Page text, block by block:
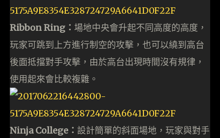
Ribbon Ring： 場地中央會升起不同高度的高度，
玩家可跳到上方進行制空的攻擊，也可以繞到高台
後面抵擋對手攻擊，由於高台出現時間沒有規律，
使用起來會比較複雜。
Ninja College： 設計簡單的斜面場地，玩家與對手